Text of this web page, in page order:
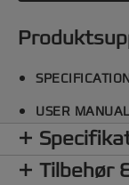
USER
Tilbehør